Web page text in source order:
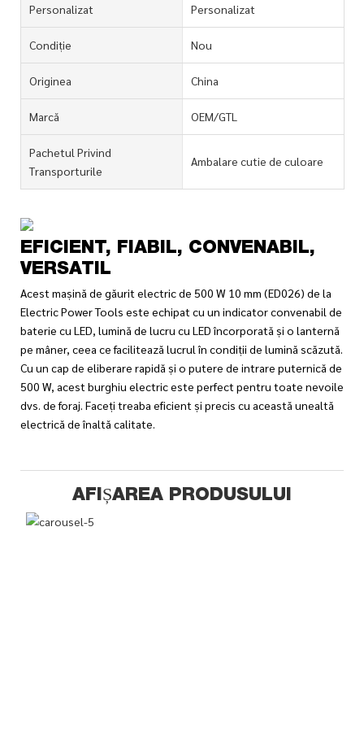
Personalizat Personalizat
Condiție Nou
Originea China
Marcă OEM/GTL
Pachetul Privind
Transporturile
Ambalare cutie de culoare
EFICIENT, FIABIL, CONVENABIL,
VERSATIL
Acest mașină de găurit electric de 500 W 10 mm (ED026) de la
Electric Power Tools este echipat cu un indicator convenabil de
baterie cu LED, lumină de lucru cu LED încorporată și o lanternă
pe mâner, ceea ce facilitează lucrul în condiții de lumină scăzută.
Cu un cap de eliberare rapidă și o putere de intrare puternică de
500 W, acest burghiu electric este perfect pentru toate nevoile
dvs. de foraj. Faceți treaba eficient și precis cu această unealtă
electrică de înaltă calitate.
AFIȘAREA PRODUSULUI